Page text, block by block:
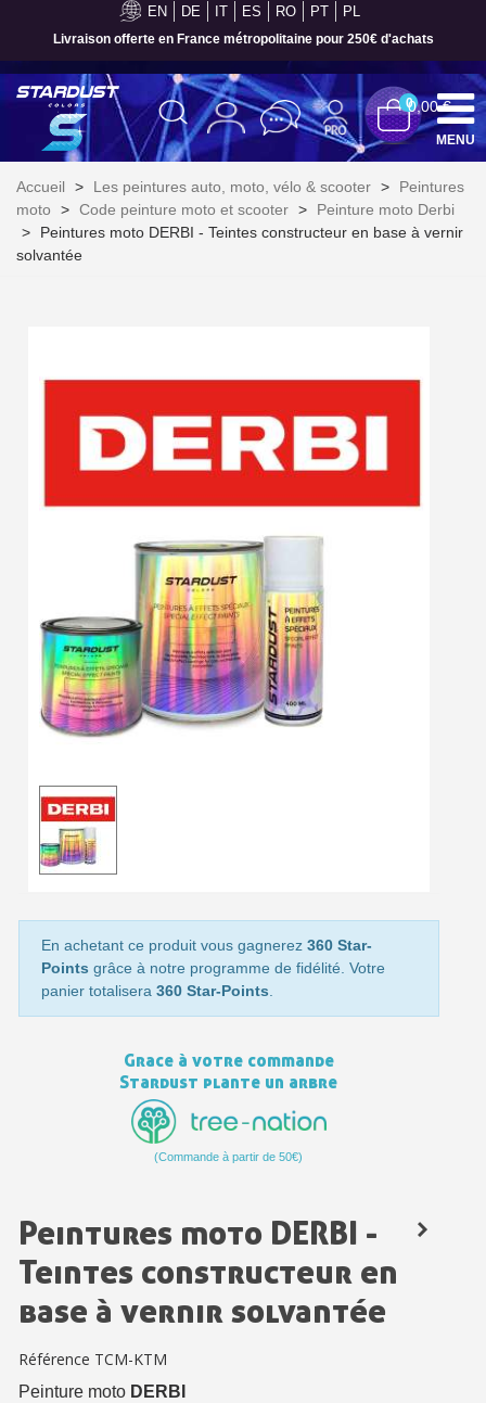
EN DE IT ES RO PT PL
Livraison offerte en France métropolitaine pour 250€ d'achats
Inscription à la newsletter : 5€ de réduction
Livraison sous 24 h en France Métropolitaine
Livraison offerte en France métropolitaine pour 250€ d'achats
Paiement en 4x sans frais dès 30€ d'achats
Votre devis en ligne en moins d'1 minute
Partagez vos créations et obtenez des bons d'achat
Gagnez des points de fidélité à chaque commande
Livraison sous 24 h en France Métropolitaine
10€ de bon d'achat pour chaque parrainage
Livraison offerte en France métropolitaine pour 250€ d'achats
Paiement en 4x sans frais dès 30€ d'achats
Votre devis en ligne en moins d'1 minute
Partagez vos créations et obtenez des bons d'achat
Livraison sous 24 h en France Métropolitaine
00,00 €
MENU
Accueil > Les peintures auto, moto, vélo & scooter >
Peintures
moto
> Code peinture moto et scooter >
Peinture moto Derbi
>
Peintures moto DERBI - Teintes constructeur en base à vernir
solvantée
En achetant ce produit vous gagnerez 360 Star-
Points grâce à notre programme de fidélité. Votre
panier totalisera 360 Star-Points
Grace à votre commande
Stardust plante un arbre
(Commande à partir de 50€)
Peintures moto DERBI -
Teintes constructeur en
base à vernir solvantée
Référence TCM-KTM
Peinture moto DERBI